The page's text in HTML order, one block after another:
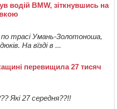
водій BMW, зіткнувшись на
по трасі Умань-Золотоноша,
На вїзді в ...
перевищила 27 тисяч
Які 27 середня??!!